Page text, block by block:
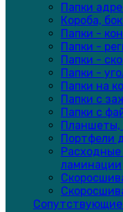
Папки
Короба,
Папки -
Папки -
Папки -
Папки -
Папки на
Папки с
Папки с
Портфели
ламинации